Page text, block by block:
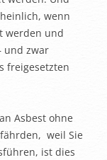
wenn
werden und
und zwar
freigesetzten
Asbest ohne
weil Sie
ist dies